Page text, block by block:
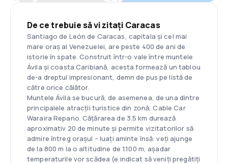
De ce trebuie să vizitați Caracas
Santiago de León de Caracas, capitala și cel mai
mare oraș al Venezuelei, are peste 400 de ani de
istorie în spate. Construit într-o vale între muntele
Ávila și coasta Caribiană, acesta formează un tablou
de-a dreptul impresionant, demn de pus pe listă de
către orice călător.
Muntele Ávila se bucură, de asemenea, de una dintre
principalele atracții turistice din zonă, Cable Car
Waraira Repano. Cățărarea de 3.5 km durează
aproximativ 20 de minute și permite vizitatorilor să
admire întreg orașul – luați aminte însă: veți ajunge
de la 800 m la o altitudine de 1.100 m, așadar
temperaturile vor scădea (e indicat să veniți pregătiți